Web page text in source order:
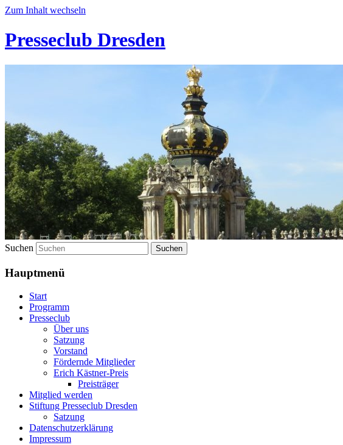
Zum Inhalt wechseln
Presseclub Dresden
Suchen
Hauptmenü
Start
Programm
Presseclub
Über uns
Satzung
Vorstand
Fördernde Mitglieder
Erich Kästner-Preis
Preisträger
Mitglied werden
Stiftung Presseclub Dresden
Satzung
Datenschutzerklärung
Impressum